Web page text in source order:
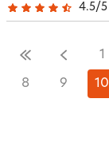
4.5/5
1
8 9 10